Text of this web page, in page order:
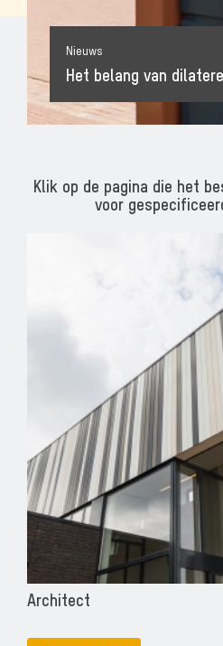
Nieuws
Het belang van
Klik op de pagina die het
voor
Architect